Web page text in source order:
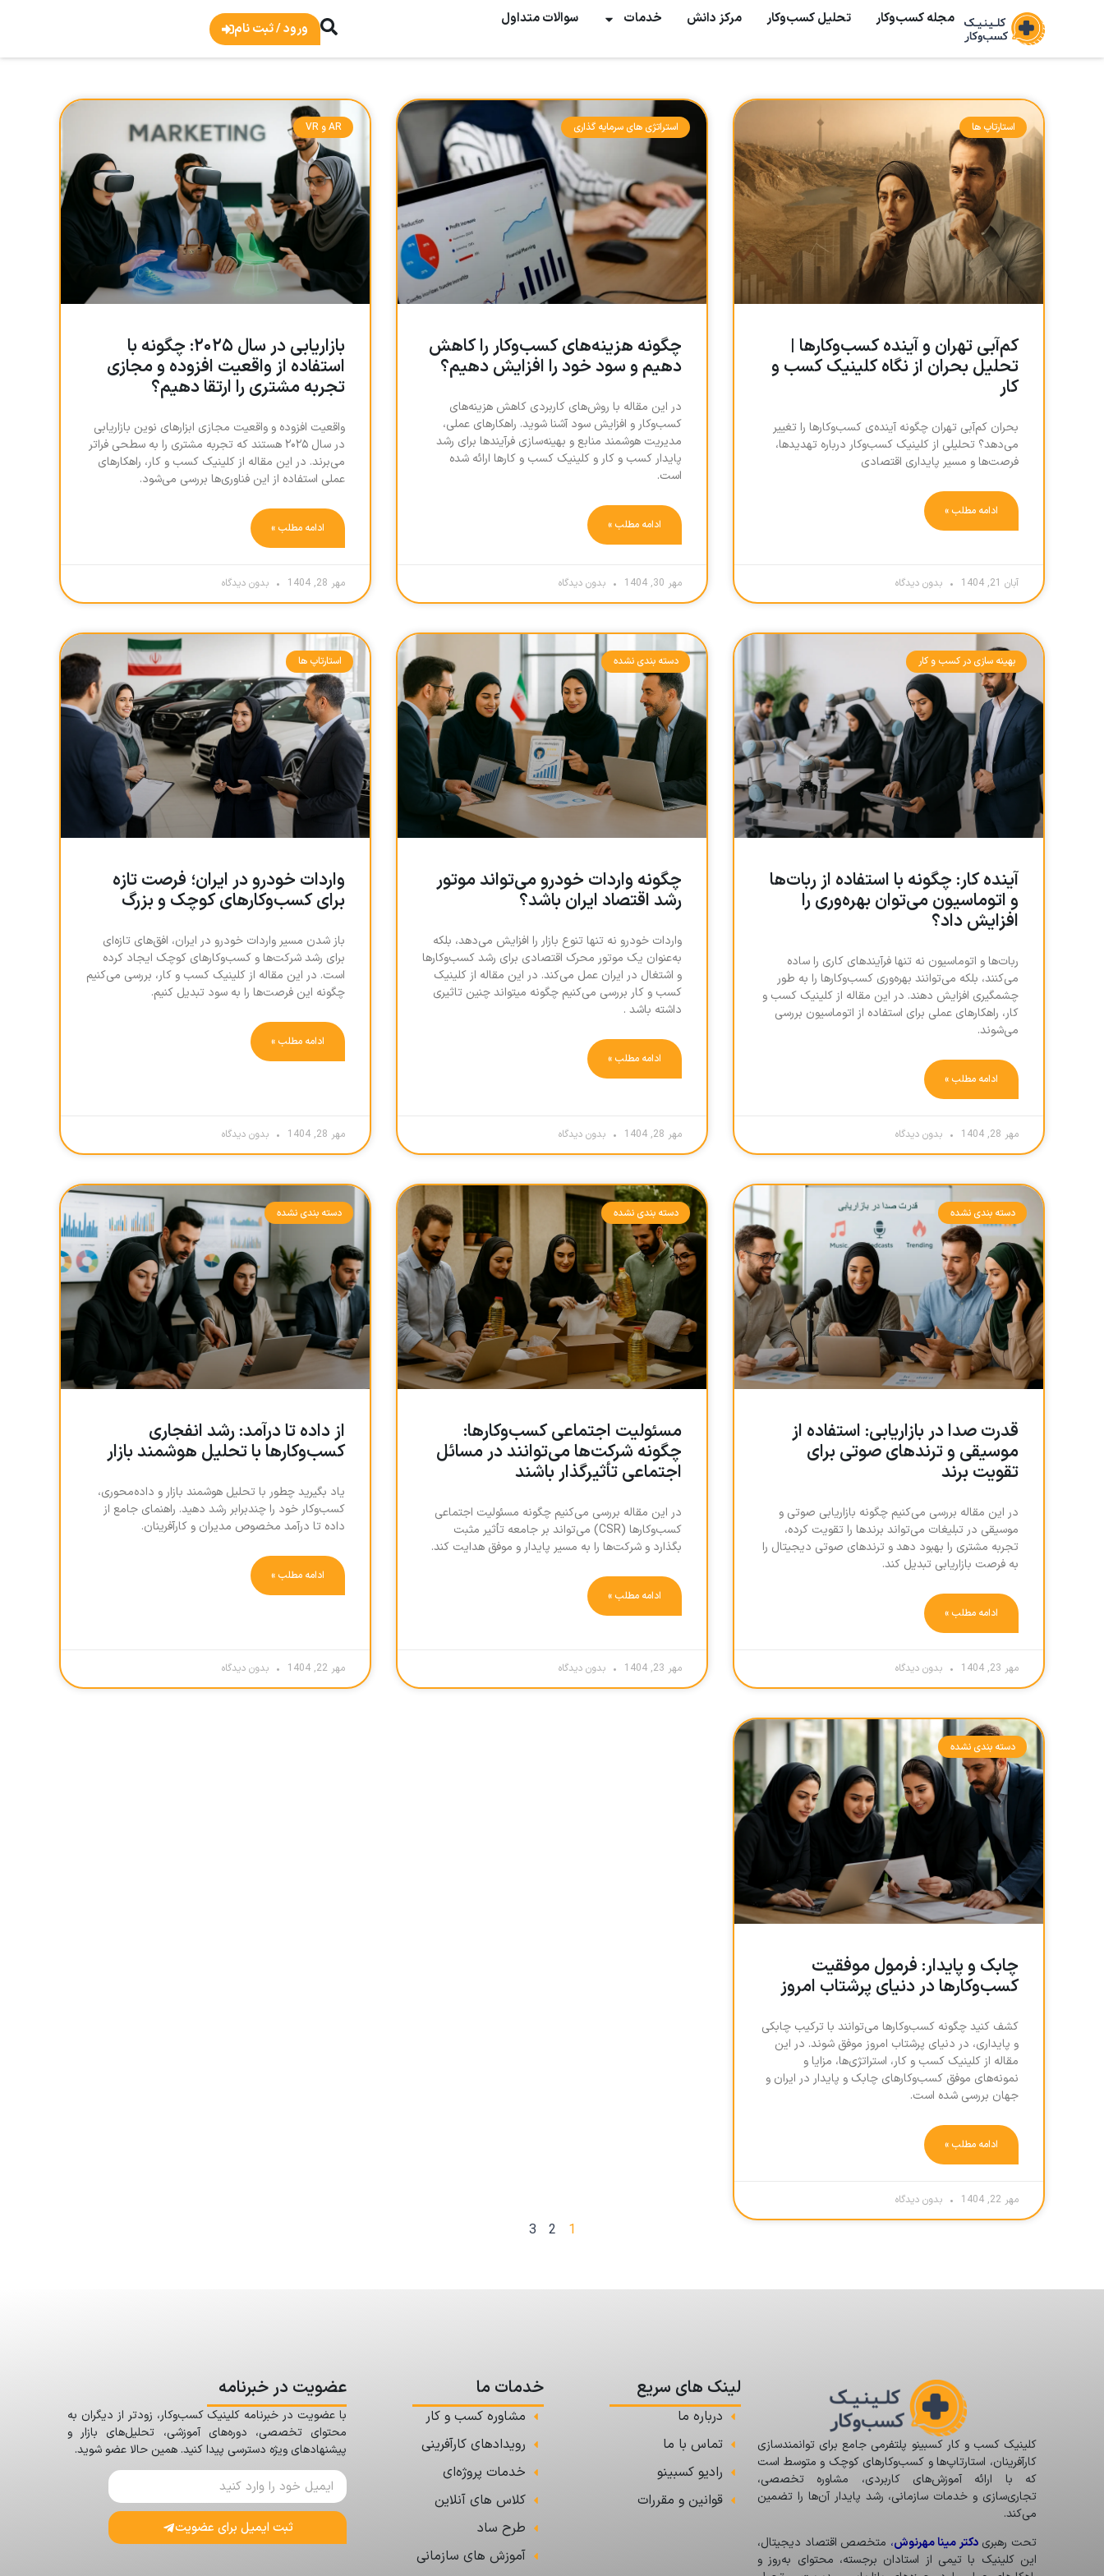
مجله کسب‌وکار تحلیل کسب‌و‌کار مرکز دانش خدمات سوالات متداول
ورود / ثبت نام
استارتاپ ها
کم‌آبی تهران و آینده کسب‌وکارها |
تحلیل بحران از نگاه کلینیک کسب و
کار
بحران کم‌آبی تهران چگونه آینده‌ی کسب‌وکارها را تغییر
می‌دهد؟ تحلیلی از کلینیک کسب‌وکار درباره تهدیدها،
فرصت‌ها و مسیر پایداری اقتصادی
ادامه مطلب »
آبان 21, 1404 بدون دیدگاه
استراتژی های سرمایه گذاری
چگونه هزینه‌های کسب‌وکار را کاهش
دهیم و سود خود را افزایش دهیم؟
در این مقاله با روش‌های کاربردی کاهش هزینه‌های
کسب‌وکار و افزایش سود آشنا شوید. راهکارهای عملی،
مدیریت هوشمند منابع و بهینه‌سازی فرآیندها برای رشد
پایدار کسب و کار و کلینیک کسب و کارها ارائه شده
است.
ادامه مطلب »
مهر 30, 1404 بدون دیدگاه
AR و VR
بازاریابی در سال ۲۰۲۵: چگونه با
استفاده از واقعیت افزوده و مجازی
تجربه مشتری را ارتقا دهیم؟
واقعیت افزوده و واقعیت مجازی ابزارهای نوین بازاریابی
در سال ۲۰۲۵ هستند که تجربه مشتری را به سطحی فراتر
می‌برند. در این مقاله از کلینیک کسب و کار، راهکارهای
عملی استفاده از این فناوری‌ها بررسی می‌شود.
ادامه مطلب »
مهر 28, 1404 بدون دیدگاه
بهینه سازی در کسب و کار
آینده کار: چگونه با استفاده از ربات‌ها
و اتوماسیون می‌توان بهره‌وری را
افزایش داد؟
ربات‌ها و اتوماسیون نه تنها فرآیندهای کاری را ساده
می‌کنند، بلکه می‌توانند بهره‌وری کسب‌وکارها را به طور
چشمگیری افزایش دهند. در این مقاله از کلینیک کسب و
کار، راهکارهای عملی برای استفاده از اتوماسیون بررسی
می‌شوند.
ادامه مطلب »
مهر 28, 1404 بدون دیدگاه
دسته بندی نشده
چگونه واردات خودرو می‌تواند موتور
رشد اقتصاد ایران باشد؟
واردات خودرو نه تنها تنوع بازار را افزایش می‌دهد، بلکه
به‌عنوان یک موتور محرک اقتصادی برای رشد کسب‌وکارها
و اشتغال در ایران عمل می‌کند. در این مقاله از کلینیک
کسب و کار بررسی می‌کنیم چگونه میتواند چنین تاثیری
داشته باشد .
ادامه مطلب »
مهر 28, 1404 بدون دیدگاه
استارتاپ ها
واردات خودرو در ایران؛ فرصت تازه
برای کسب‌وکارهای کوچک و بزرگ
باز شدن مسیر واردات خودرو در ایران، افق‌های تازه‌ای
برای رشد شرکت‌ها و کسب‌وکارهای کوچک ایجاد کرده
است. در این مقاله از کلینیک کسب و کار، بررسی می‌کنیم
چگونه این فرصت‌ها را به سود تبدیل کنیم.
ادامه مطلب »
مهر 28, 1404 بدون دیدگاه
دسته بندی نشده
قدرت صدا در بازاریابی: استفاده از
موسیقی و ترندهای صوتی برای
تقویت برند
در این مقاله بررسی می‌کنیم چگونه بازاریابی صوتی و
موسیقی در تبلیغات می‌تواند برندها را تقویت کرده،
تجربه مشتری را بهبود دهد و ترندهای صوتی دیجیتال را
به فرصت بازاریابی تبدیل کند.
ادامه مطلب »
مهر 23, 1404 بدون دیدگاه
دسته بندی نشده
مسئولیت اجتماعی کسب‌وکارها:
چگونه شرکت‌ها می‌توانند در مسائل
اجتماعی تأثیرگذار باشند
در این مقاله بررسی می‌کنیم چگونه مسئولیت اجتماعی
کسب‌وکارها (CSR) می‌تواند بر جامعه تأثیر مثبت
بگذارد و شرکت‌ها را به مسیر پایدار و موفق هدایت کند.
ادامه مطلب »
مهر 23, 1404 بدون دیدگاه
دسته بندی نشده
از داده تا درآمد: رشد انفجاری
کسب‌وکارها با تحلیل هوشمند بازار
یاد بگیرید چطور با تحلیل هوشمند بازار و داده‌محوری،
کسب‌وکار خود را چندبرابر رشد دهید. راهنمای جامع از
داده تا درآمد مخصوص مدیران و کارآفرینان.
ادامه مطلب »
مهر 22, 1404 بدون دیدگاه
دسته بندی نشده
چابک و پایدار: فرمول موفقیت
کسب‌وکارها در دنیای پرشتاب امروز
کشف کنید چگونه کسب‌وکارها می‌توانند با ترکیب چابکی
و پایداری، در دنیای پرشتاب امروز موفق شوند. در این
مقاله از کلینیک کسب و کار، استراتژی‌ها، مزایا و
نمونه‌های موفق کسب‌وکارهای چابک و پایدار در ایران و
جهان بررسی شده است.
ادامه مطلب »
مهر 22, 1404 بدون دیدگاه
1
2
3
کلینیک کسب و کار کسبینو پلتفرمی جامع برای توانمندسازی
کارآفرینان، استارتاپ‌ها و کسب‌وکارهای کوچک و متوسط است
که با ارائه آموزش‌های کاربردی، مشاوره تخصصی،
تجاری‌سازی و خدمات سازمانی، رشد پایدار آن‌ها را تضمین
می‌کند.
تحت رهبریدکتر مینا مهرنوش، متخصص اقتصاد دیجیتال،
این کلینیک با تیمی از استادان برجسته، محتوای به‌روز و
لینک های سریع
درباره ما
تماس با ما
رادیو کسبینو
قوانین و مقررات
خدمات ما
مشاوره کسب و کار
رویدادهای کارآفرینی
خدمات پروژه‌ای
کلاس های آنلاین
طرح ساد
آموزش های سازمانی
عضویت در خبرنامه
با عضویت در خبرنامه کلینیک کسب‌وکار، زودتر از دیگران به
محتوای تخصصی، دوره‌های آموزشی، تحلیل‌های بازار و
پیشنهادهای ویژه دسترسی پیدا کنید. همین حالا عضو شوید.
ثبت ایمیل برای عضویت